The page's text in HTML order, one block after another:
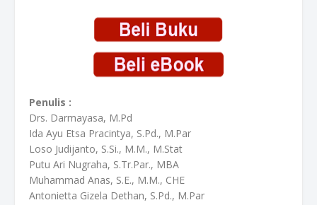
Penulis :
Drs. Darmayasa, M.Pd
Ida Ayu Etsa Pracintya, S.Pd., M.Par
Loso Judijanto, S.Si., M.M., M.Stat
Putu Ari Nugraha, S.Tr.Par., MBA
Muhammad Anas, S.E., M.M., CHE
Antonietta Gizela Dethan, S.Pd., M.Par